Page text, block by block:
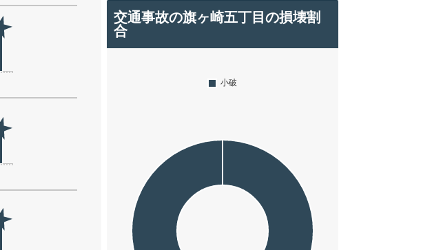
交通事故の旗ヶ崎五丁目の損壊割
合